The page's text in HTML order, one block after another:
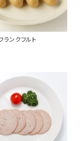
ランクフルト